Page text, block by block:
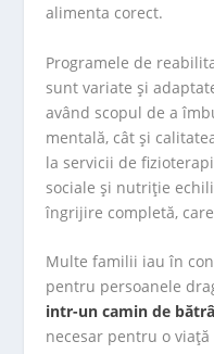
alimenta corect.
Programele de
sunt variate și
având scopul de a
mentală, cât și
la servicii de
sociale și nutriție
îngrijire completă,
Multe familii iau în
pentru persoanele
intr-un camin de
necesar pentru o